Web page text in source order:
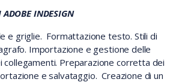
INDESIGN
e griglie. Formattazione testo. Stili di
Importazione e gestione delle
collegamenti. Preparazione corretta dei
e salvataggio. Creazione di un